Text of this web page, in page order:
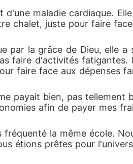
d'une maladie cardiaque.
chalet, juste pour faire
par la grâce de Dieu, elle
faire d'activités
faire face aux dépenses
payait bien, pas
afin de payer mes
fréquenté la même école.
étions prêtes pour